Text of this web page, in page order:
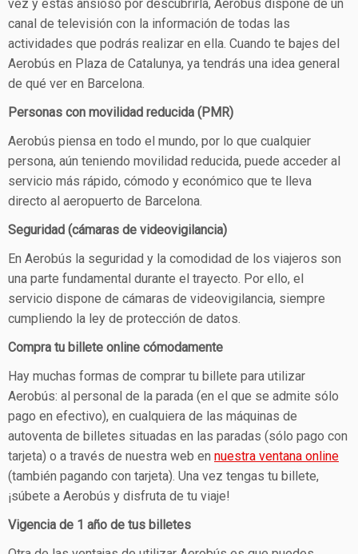
vez y estás ansioso por descubrirla, Aerobús dispone de un
canal de televisión con la información de todas las
actividades que podrás realizar en ella. Cuando te bajes del
Aerobús en Plaza de Catalunya, ya tendrás una idea general
de qué ver en Barcelona.
Personas con movilidad reducida (PMR)
Aerobús piensa en todo el mundo, por lo que cualquier
persona, aún teniendo movilidad reducida, puede acceder al
servicio más rápido, cómodo y económico que te lleva
directo al aeropuerto de Barcelona.
Seguridad (cámaras de videovigilancia)
En Aerobús la seguridad y la comodidad de los viajeros son
una parte fundamental durante el trayecto. Por ello, el
servicio dispone de cámaras de videovigilancia, siempre
cumpliendo la ley de protección de datos.
Compra tu billete online cómodamente
Hay muchas formas de comprar tu billete para utilizar
Aerobús: al personal de la parada (en el que se admite sólo
pago en efectivo), en cualquiera de las máquinas de
autoventa de billetes situadas en las paradas (sólo pago con
tarjeta) o a través de nuestra web en nuestra ventana online
(también pagando con tarjeta). Una vez tengas tu billete,
¡súbete a Aerobús y disfruta de tu viaje!
Vigencia de 1 año de tus billetes